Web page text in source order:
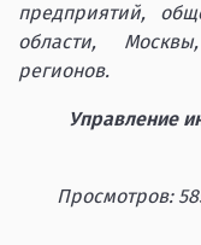
предприятий,
области,
регионов.
Управление
Просмотров: